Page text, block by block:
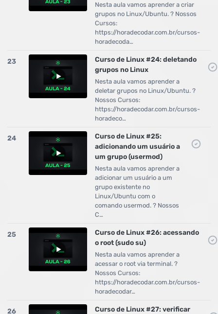
Nesta aula vamos aprender a criar
grupos no Linux/Ubuntu. ? Nossos
Cursos:
https://horadecodar.com.br/cursos-
horadecoda…
23
Curso de Linux #24: deletando
grupos no Linux
Nesta aula vamos aprender a
deletar grupos no Linux/Ubuntu. ?
Nossos Cursos:
https://horadecodar.com.br/cursos-
horadeco…
24
Curso de Linux #25:
adicionando um usuário a
um grupo (usermod)
Nesta aula vamos aprender a
adicionar um usuário a um
grupo existente no
Linux/Ubuntu com o
comando usermod. ? Nossos
C…
25
Curso de Linux #26: acessando
o root (sudo su)
Nesta aula vamos aprender a
acessar o root via terminal. ?
Nossos Cursos:
https://horadecodar.com.br/cursos-
horadecodar…
26 Curso de Linux #27: verificar